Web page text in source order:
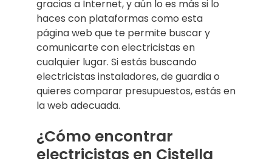
gracias a Internet, y aún lo es más si lo
haces con plataformas como esta
página web que te permite buscar y
comunicarte con electricistas en
cualquier lugar. Si estás buscando
electricistas instaladores, de guardia o
quieres comparar presupuestos, estás en
la web adecuada.
¿Cómo encontrar
electricistas en Cistella